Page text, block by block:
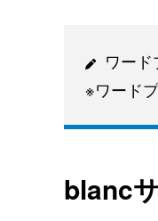
ワード
※ワード
blanc